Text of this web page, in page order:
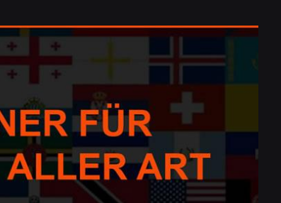
Checken Sie Übersetzungen für
Sie gesucht: ✓Dolmetscher,
Ihr Übersetzungsprofi &